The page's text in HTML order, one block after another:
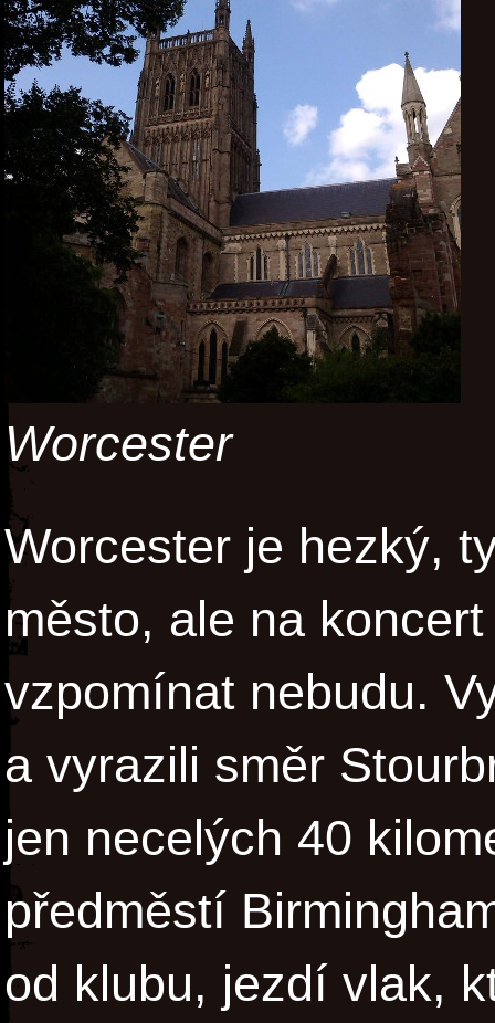
Worcester
Worcester je hezký,
město, ale na
vzpomínat nebudu.
a vyrazili směr
jen necelých 40
předměstí
od klubu, jezdí vlak,